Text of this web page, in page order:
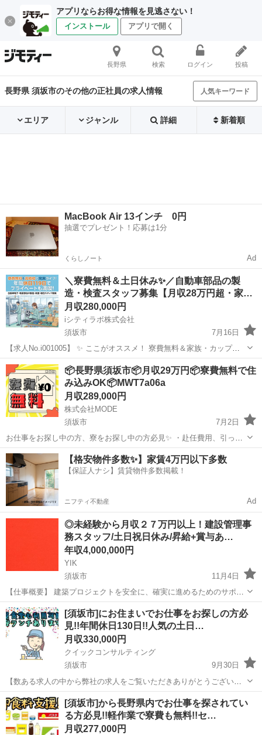
アプリならお得な情報を見逃さない！
インストール アプリで開く
長野県 検索 ログイン 投稿
長野県 須坂市のその他の正社員の求人情報 人気キーワード
エリア ジャンル 詳細 新着順
MacBook Air 13インチ 0円
抽選でプレゼント！応募は1分
くらしノート Ad
＼寮費無料＆土日休み✨／自動車部品の製
造・検査スタッフ募集【月収28万円超・家…
月収280,000円
iシティラボ株式会社
須坂市
7月16日
【求人No.i001005】 ✨ ここがオススメ！ 寮費無料＆家族・カップル
寮相談可！：自分一人の新生活はもちろん、大切な方と一緒に新生活
を始めることも可能です。 土日休み＆年間休日119日！：完全週休2日
制（土日）な...
長野 須坂市 その他
📦長野県須坂市📦月収29万円📦寮費無料で住
み込みOK📦MWT7a06a
月収289,000円
株式会社MODE
須坂市
7月2日
お仕事をお探し中の方、寮をお探し中の方必見✨ ・赴任費用、引っ越
し費用のサポートあり！ ・即日面接、即日内定！ ・お仕事によっては
日払いのお仕事もございます！ 💥お仕事内容💥 工場内での物流作業で
す！ ...
長野 須坂市 その他 未経験
【格安物件多数✨】家賃4万円以下多数
【保証人ナシ】賃貸物件多数掲載！
ニフティ不動産 Ad
◎未経験から月収２７万円以上！建設管理事
務スタッフ/土日祝日休み/昇給+賞与あ…
年収4,000,000円
YIK
須坂市
11月4日
【仕事概要】 建築プロジェクトを安全に、確実に進めるためのサポー
ト業務をお任せします。 盛り上がりを見せる建築業界で、経験ゼロか
ら専門知識を身につけてみませんか？ 【仕事詳細】 ・協力スタッフの
手配、サポート...
長野 須坂市 その他 未経験
[須坂市]にお住まいでお仕事をお探しの方必
見!!年間休日130日!!人気の土日…
月収330,000円
クイックコンサルティング
須坂市
9月30日
【数ある求人の中から弊社の求人をご覧いただきありがとうございま
す!!】 PRポイント満載の求人になりますので最後までお読みくださ
い? こちらの求人以外にも長野県内の求人数が多く掲載できていない
求人も沢山あるので、相談だけ...
長野 須坂市 その他 未経験
[須坂市]から長野県内でお仕事を探されてい
る方必見!!軽作業で寮費も無料!!セ…
月収277,000円